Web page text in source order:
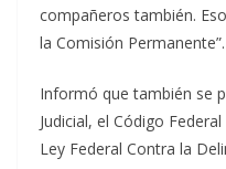
compañeros también.
la Comisión Permanente”.
Informó que también se
Judicial, el Código
Ley Federal Contra la